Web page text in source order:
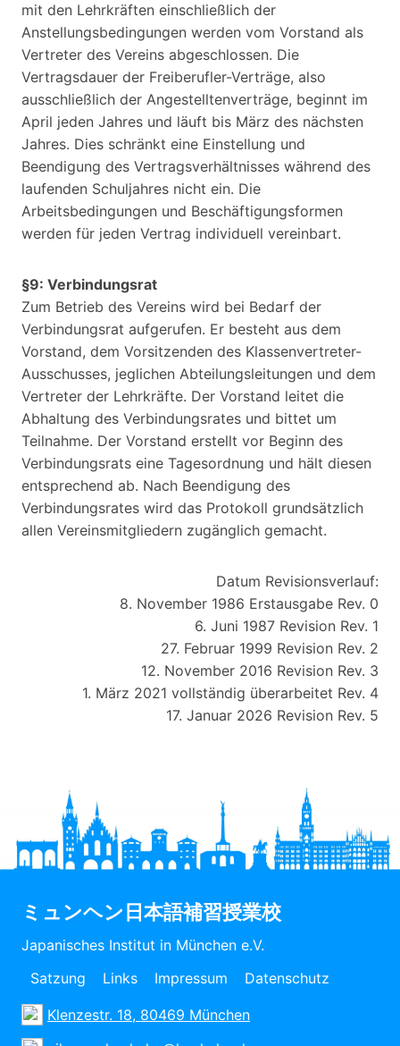
mit den Lehrkräften einschließlich der
Anstellungsbedingungen werden vom Vorstand als
Vertreter des Vereins abgeschlossen. Die
Vertragsdauer der Freiberufler-Verträge, also
ausschließlich der Angestelltenverträge, beginnt im
April jeden Jahres und läuft bis März des nächsten
Jahres. Dies schränkt eine Einstellung und
Beendigung des Vertragsverhältnisses während des
laufenden Schuljahres nicht ein. Die
Arbeitsbedingungen und Beschäftigungsformen
werden für jeden Vertrag individuell vereinbart.
§9: Verbindungsrat
Zum Betrieb des Vereins wird bei Bedarf der
Verbindungsrat aufgerufen. Er besteht aus dem
Vorstand, dem Vorsitzenden des Klassenvertreter-
Ausschusses, jeglichen Abteilungsleitungen und dem
Vertreter der Lehrkräfte. Der Vorstand leitet die
Abhaltung des Verbindungsrates und bittet um
Teilnahme. Der Vorstand erstellt vor Beginn des
Verbindungsrats eine Tagesordnung und hält diesen
entsprechend ab. Nach Beendigung des
Verbindungsrates wird das Protokoll grundsätzlich
allen Vereinsmitgliedern zugänglich gemacht.
Datum Revisionsverlauf:
8. November 1986 Erstausgabe Rev. 0
6. Juni 1987 Revision Rev. 1
27. Februar 1999 Revision Rev. 2
12. November 2016 Revision Rev. 3
1. März 2021 vollständig überarbeitet Rev. 4
17. Januar 2026 Revision Rev. 5
ミュンヘン日本語補習授業校
Japanisches Institut in München e.V.
Satzung
Links Impressum Datenschutz
Klenzestr. 18, 80469 München